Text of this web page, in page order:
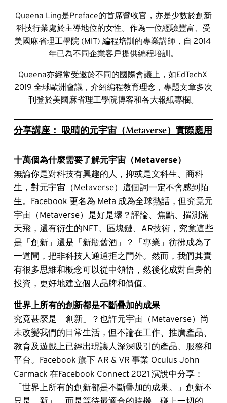
Queena Ling是Preface的首席營收官，亦是少數於創新
科技行業處於主導地位的女性。作為一位經驗豐富、受
美國麻省理工學院 (MIT) 編程培訓的專業講師，自 2014
年已為不同企業客戶提供編程培訓。
Queena亦經常受邀於不同的國際會議上，如EdTechX
2019 全球歐洲會議，介紹編程教育理念，專題文章多次
刊登於美國麻省理工學院博客和各大報紙專欄。
分享講座： 吸晴的元宇宙（Metaverse）實際應用
十萬個為什麼需要了解元宇宙（Metaverse）
無論你是對科技有興趣的人，抑或是文科生、商科
生，對元宇宙（Metaverse）這個詞一定不會感到陌
生。Facebook 更名為 Meta 成為全球熱話，但究竟元
宇宙（Metaverse）是好是壞？評論、焦點、揣測滿
天飛，還有衍生的NFT、區塊鏈、AR技術，究竟這些
是「創新」還是「新瓶舊酒」？「專業」彷彿成為了
一道閘，把非科技人通通拒之門外。然而，我們其實
有很多思維和概念可以從中領悟，然後化成對自身的
投資，更好地建立個人品牌和價值。
世界上所有的創新都是不斷疊加的成果
究竟甚麼是「創新」？也許元宇宙（Metaverse）尚
未改變我們的日常生活，但不論在工作、推廣產品、
教育及遊戲上已經出現讓人深深吸引的產品、服務和
平台。Facebook 旗下 AR & VR 事業 Oculus John
Carmack 在Facebook Connect 2021 演說中分享：
「世界上所有的創新都是不斷疊加的成果。」創新不
只是「新」，而是等待最適合的時機，碰上一切的